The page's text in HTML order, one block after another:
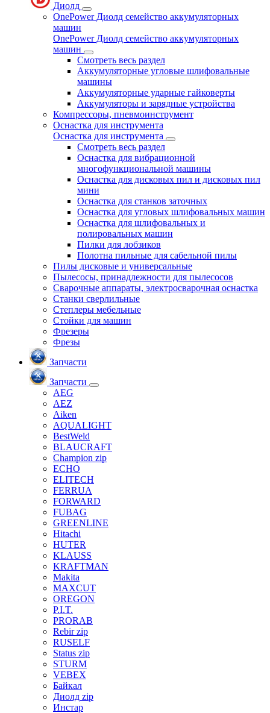
Диолд
OnePower Диолд семейство аккумуляторных
машин
OnePower Диолд семейство аккумуляторных
машин
Смотреть весь раздел
Аккумуляторные угловые шлифовальные
машины
Аккумуляторные ударные гайковерты
Аккумуляторы и зарядные устройства
Компрессоры, пневмоинструмент
Оснастка для инструмента
Оснастка для инструмента
Смотреть весь раздел
Оснастка для вибрационной
многофункциональной машины
Оснастка для дисковых пил и дисковых пил
мини
Оснастка для станков заточных
Оснастка для угловых шлифовальных машин
Оснастка для шлифовальных и
полировальных машин
Пилки для лобзиков
Полотна пильные для сабельной пилы
Пилы дисковые и универсальные
Пылесосы, принадлежности для пылесосов
Сварочные аппараты, электросварочная оснастка
Станки сверлильные
Степлеры мебельные
Стойки для машин
Фрезеры
Фрезы
Запчасти
Запчасти
AEG
AEZ
Aiken
AQUALIGHT
BestWeld
BLAUCRAFT
Champion zip
ECHO
ELITECH
FERRUA
FORWARD
FUBAG
GREENLINE
Hitachi
HUTER
KLAUSS
KRAFTMAN
Makita
MAXCUT
OREGON
P.I.T.
PRORAB
Rebir zip
RUSELF
Status zip
STURM
VEBEX
Байкал
Диолд zip
Инстар